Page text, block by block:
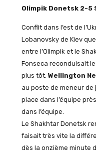
Olimpik Donetsk 2-5
Conflit dans l’est de
Lobanovsky de Kiev
entre l’Olimpik et le
Fonseca reconduisait le
plus tôt. Wellington
au poste de meneur de
place dans l’équipe
dans l’équipe.
Le Shakhtar Donetsk
faisait très vite la
dès la onzième minute